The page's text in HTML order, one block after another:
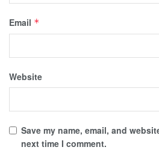
Email *
Website
Save my name, email, and
next time I comment.